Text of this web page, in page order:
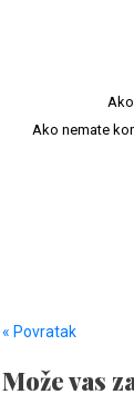
Ako nemate
« Povratak
Može vas